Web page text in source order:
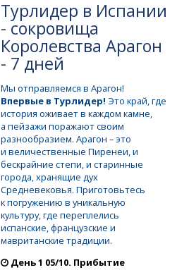
Турлидер в Испании
- сокровища
Королевства Арагон
- 7 дней
Мы отправляемся в Арагон!
Впервые в Турлидер! Это край, где
история оживает в каждом камне,
а пейзажи поражают своим
разнообразием. Арагон – это
и величественные Пиренеи, и
бескрайние степи, и старинные
города, хранящие дух
Средневековья. Приготовьтесь
к погружению в уникальную
культуру, где переплелись
испанские, французские и
мавританские традиции.
День 1 05/10. Прибытие